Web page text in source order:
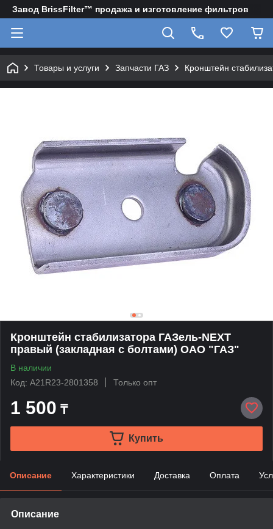
Завод BrissFilter™ продажа и изготовление фильтров
Товары и услуги Запчасти ГАЗ Кронштейн
Кронштейн стабилизатора ГАЗель-NEXT
правый (закладная с болтами) ОАО "ГАЗ"
В наличии
Код: А21R23-2801358
Только опт
1 500 ₸
Купить
Описание Характеристики Доставка Оплата
Описание